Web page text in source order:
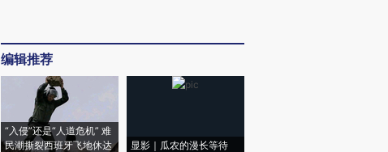
编辑推荐
“入侵”还是“人道危机” 难
民潮撕裂西班牙飞地休达
显影｜瓜农的漫长等待